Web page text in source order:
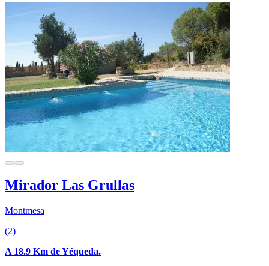
Mirador Las Grullas
Montmesa
(2)
A 18.9 Km de Yéqueda.